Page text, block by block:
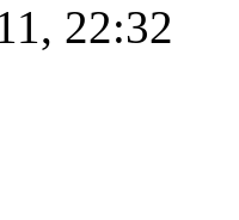
22:32